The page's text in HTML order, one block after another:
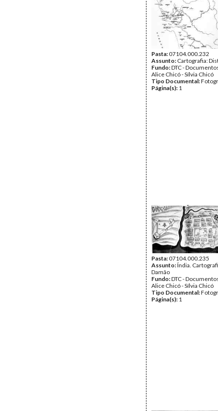
Pasta:07104.000.232
Assunto: Cartografia:
Fundo:DTC -
Alice Chicó - Sílvia Chicó
Tipo Documental:
Página(s): 1
Pasta:07104.000.235
Assunto:Índia.
Damão
Fundo:DTC -
Alice Chicó - Sílvia Chicó
Tipo Documental:
Página(s): 1